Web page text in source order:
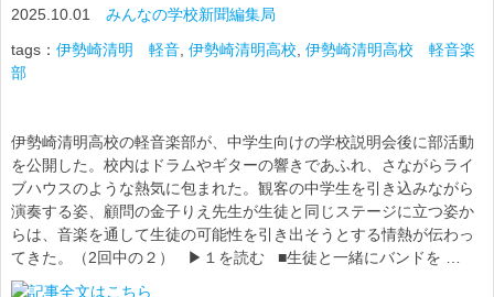
2025.10.01 みんなの学校新聞編集局
tags： 伊勢崎清明 軽音 伊勢崎清明高校 伊勢崎清明高校 軽音楽
部
伊勢崎清明高校の軽音楽部が、中学生向けの学校説明会後に部活動
を公開した。校内はドラムやギターの響きであふれ、さながらライ
ブハウスのような熱気に包まれた。観客の中学生を引き込みながら
演奏する姿、顧問の金子りえ先生が生徒と同じステージに立つ姿か
らは、音楽を通して生徒の可能性を引き出そうとする情熱が伝わっ
てきた。（2回中の２） ▶１を読む ■生徒と一緒にバンドを …